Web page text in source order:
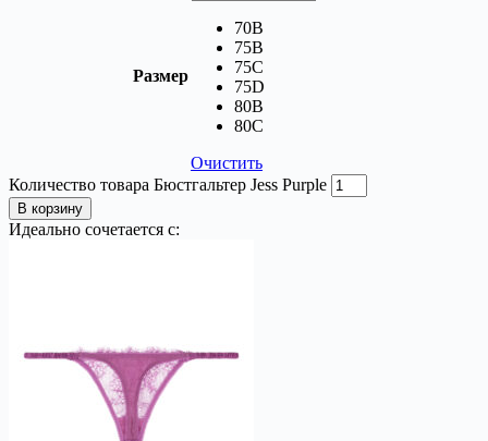
Размер
70B
75B
75C
75D
80B
80C
Очистить
Количество товара Бюстгальтер Jess Purple
В корзину
Идеально сочетается с: